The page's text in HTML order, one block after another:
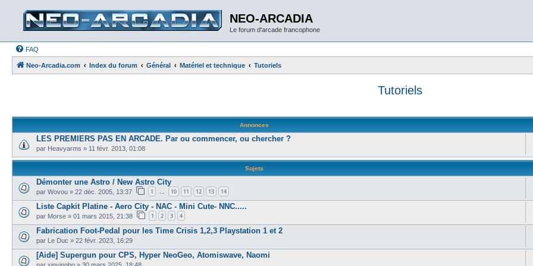
NEO-ARCADIA
Le forum d'arcade francophone
FAQ
Neo-Arcadia.com Index du forum Général Matériel et technique Tutoriels
Tutoriels
Annonces
LES PREMIERS PAS EN ARCADE. Par ou commencer, ou chercher ?
par Heavyarms » 11 févr. 2013, 01:08
Sujets
Démonter une Astro / New Astro City
par Wovou » 22 déc. 2005, 13:37 1 … 10 11 12 13 14
Liste Capkit Platine - Aero City - NAC - Mini Cute- NNC.....
par Morse » 01 mars 2015, 21:38 1 2 3 4
Fabrication Foot-Pedal pour les Time Crisis 1,2,3 Playstation 1 et 2
par Le Duc » 22 févr. 2023, 16:29
[Aide] Supergun pour CPS, Hyper NeoGeo, Atomiswave, Naomi